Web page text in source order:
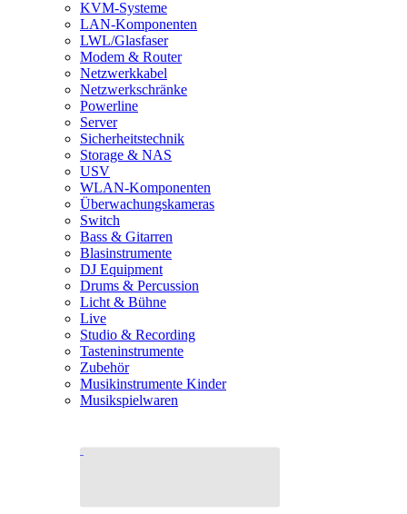
KVM-Systeme
LAN-Komponenten
LWL/Glasfaser
Modem & Router
Netzwerkkabel
Netzwerkschränke
Powerline
Server
Sicherheitstechnik
Storage & NAS
USV
WLAN-Komponenten
Überwachungskameras
Switch
Bass & Gitarren
Blasinstrumente
DJ Equipment
Drums & Percussion
Licht & Bühne
Live
Studio & Recording
Tasteninstrumente
Zubehör
Musikinstrumente Kinder
Musikspielwaren